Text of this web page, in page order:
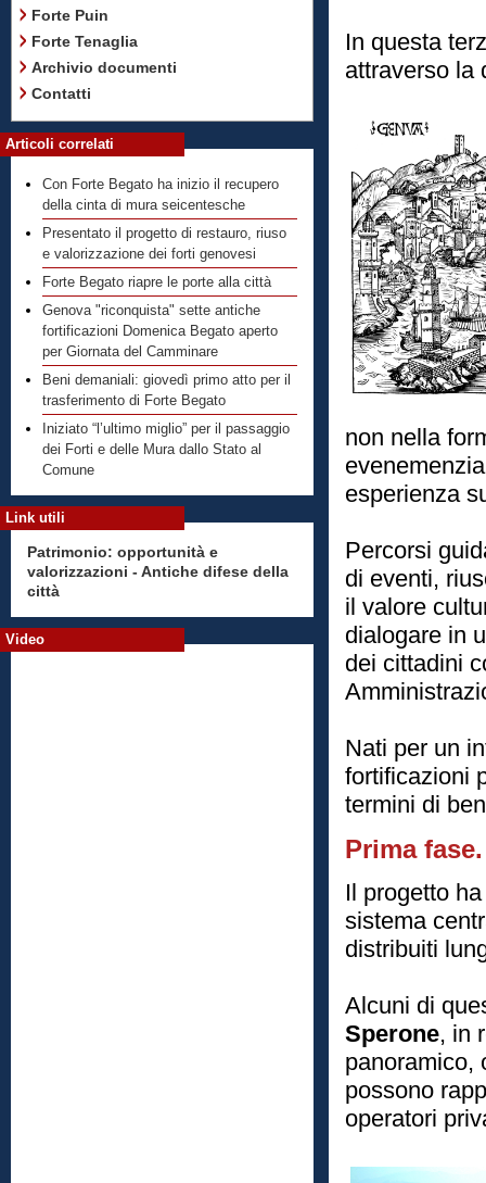
Forte Puin
Forte Tenaglia
Archivio documenti
Contatti
Articoli correlati
Con Forte Begato ha inizio il recupero
della cinta di mura seicentesche
Presentato il progetto di restauro, riuso
e valorizzazione dei forti genovesi
Forte Begato riapre le porte alla città
Genova "riconquista" sette antiche
fortificazioni Domenica Begato aperto
per Giornata del Camminare
Beni demaniali: giovedì primo atto per il
trasferimento di Forte Begato
Iniziato “l’ultimo miglio” per il passaggio
dei Forti e delle Mura dallo Stato al
Comune
Link utili
Patrimonio: opportunità e
valorizzazioni - Antiche difese della
città
Video
In questa
attraverso la
non nella
esperienza
Percorsi
di eventi,
il valore
dialogare in
dei cittadini
Nati per un
fortificazioni
termini di
Prima
Il progetto
sistema
distribuiti
Alcuni di
Sperone, in
panoramico,
possono
operatori